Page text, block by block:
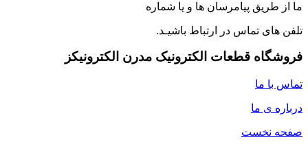
ما از طریق پیامرسان ها و یا شماره
تلفن های تماس در ارتباط باشیـد.
فروشگاه قطعات الکترونیک مدرن الکترونیکز
تماس با ما
درباره ی ما
صفحه نخست